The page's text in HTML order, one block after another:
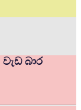
බාර